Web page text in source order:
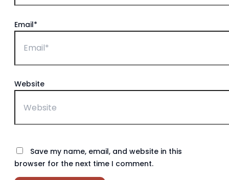
Email*
Website
Save my name, email, and website in this
browser for the next time I comment.